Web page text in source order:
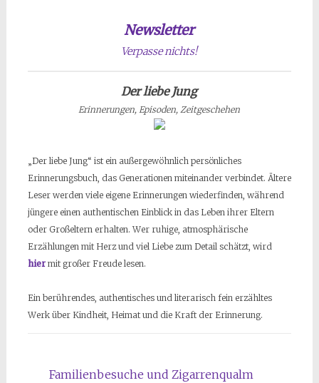
Newsletter
Verpasse nichts!
Der liebe Jung
Erinnerungen, Episoden, Zeitgeschehen
„Der liebe Jung“ ist ein außergewöhnlich persönliches
Erinnerungsbuch, das Generationen miteinander verbindet. Ältere
Leser werden viele eigene Erinnerungen wiederfinden, während
jüngere einen authentischen Einblick in das Leben ihrer Eltern
oder Großeltern erhalten. Wer ruhige, atmosphärische
Erzählungen mit Herz und viel Liebe zum Detail schätzt, wird
hiermit großer Freude lesen.
Ein berührendes, authentisches und literarisch fein erzähltes
Werk über Kindheit, Heimat und die Kraft der Erinnerung.
Familienbesuche und Zigarrenqualm